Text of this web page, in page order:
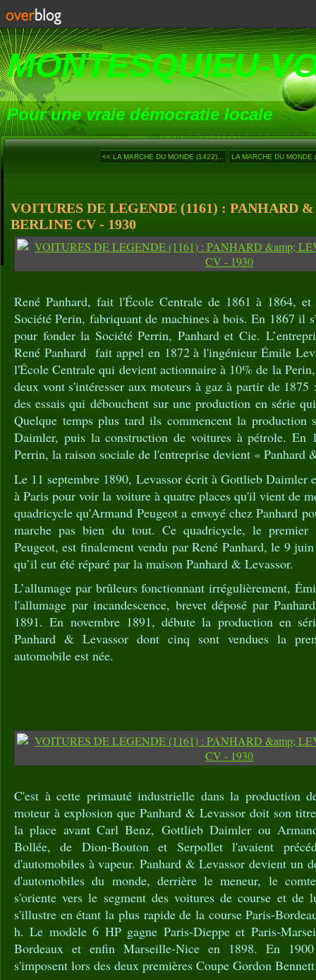
MONTESQUIEU-
Pour une vraie démocratie locale
<< LA MARCHE DU MONDE (1422)... LA MARCHE DU MONDE
VOITURES DE LEGENDE (1161) : PANHARD &
BERLINE CV - 1930
René Panhard, fait l'École Centrale de 1861 à 1864,
Société Perin, fabriquant de machines à bois. En 1867 il
pour fonder la Société Perrin, Panhard et Cie.
René Panhard fait appel en 1872 à l'ingénieur Émile
l'École Centrale qui devient actionnaire à 10% de la
deux vont s'intéresser aux moteurs à gaz à partir de
des essais qui débouchent sur une production en série
Quelque temps plus tard ils commencent la production
Daimler, puis la construction de voitures à pétrole. En
Perrin, la raison sociale de l'entreprise devient « Panhard
Le 11 septembre 1890, Levassor écrit à Gottlieb Daimler
à Paris pour voir la voiture à quatre places qu'il vient de
quadricycle qu'Armand Peugeot a envoyé chez Panhard
marche pas bien du tout. Ce quadricycle, le premier
Peugeot, est finalement vendu par René Panhard, le 9
qu’il eut été réparé par la maison Panhard & Levassor.
L’allumage par brûleurs fonctionnant irrégulièrement,
l'allumage par incandescence, brevet déposé par
1891. En novembre 1891, débute la production en
Panhard & Levassor dont cinq sont vendues la
automobile est née.
C'est à cette primauté industrielle dans la production
moteur à explosion que Panhard & Levassor doit son
la place avant Carl Benz, Gottlieb Daimler ou
Bollée, de Dion-Bouton et Serpollet l'avaient
d'automobiles à vapeur. Panhard & Levassor devient un
d'automobiles du monde, derrière le meneur, le
s'oriente vers le segment des voitures de course et de
s'illustre en étant la plus rapide de la course Paris-
h. Le modèle 6 HP gagne Paris-Dieppe et Paris-
Bordeaux et enfin Marseille-Nice en 1898. En
s'imposent lors des deux premières Coupe Gordon